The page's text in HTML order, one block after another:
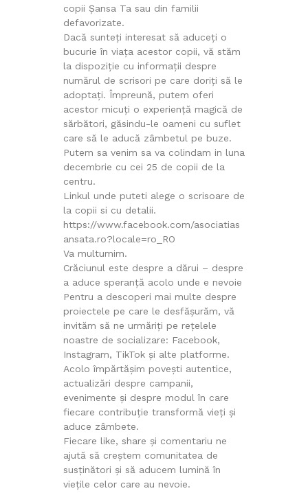
copii Șansa Ta sau din familii
defavorizate.
Dacă sunteți interesat să aduceți o
bucurie în viața acestor copii, vă stăm
la dispoziție cu informații despre
numărul de scrisori pe care doriți să le
adoptați. Împreună, putem oferi
acestor micuți o experiență magică de
sărbători, găsindu-le oameni cu suflet
care să le aducă zâmbetul pe buze.
Putem sa venim sa va colindam in luna
decembrie cu cei 25 de copii de la
centru.
Linkul unde puteti alege o scrisoare de
la copii si cu detalii.
https://www.facebook.com/asociatias
ansata.ro?locale=ro_RO
Va multumim.
Crăciunul este despre a dărui – despre
a aduce speranță acolo unde e nevoie
Pentru a descoperi mai multe despre
proiectele pe care le desfășurăm, vă
invităm să ne urmăriți pe rețelele
noastre de socializare: Facebook,
Instagram, TikTok și alte platforme.
Acolo împărtășim povești autentice,
actualizări despre campanii,
evenimente și despre modul în care
fiecare contribuție transformă vieți și
aduce zâmbete.
Fiecare like, share și comentariu ne
ajută să creștem comunitatea de
susținători și să aducem lumină în
viețile celor care au nevoie.